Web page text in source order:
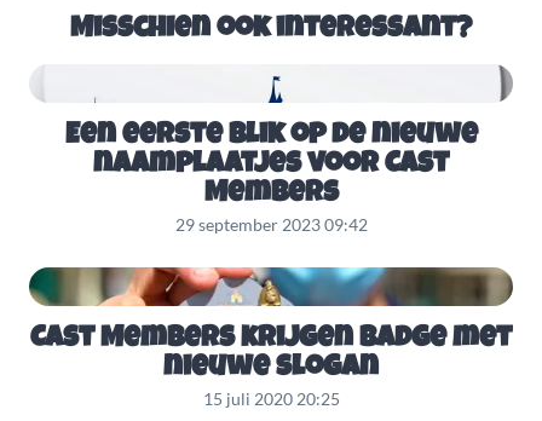
Misschien ook interessant?
Een eerste blik op de nieuwe
naamplaatjes voor Cast
Members
29 september 2023 09:42
Cast Members krijgen badge met
nieuwe slogan
15 juli 2020 20:25